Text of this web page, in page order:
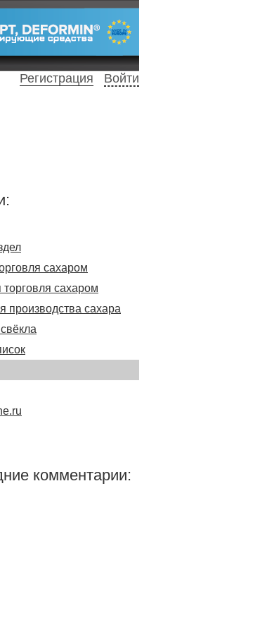
Войти
Регистрация
сахаром
торговля сахаром
производства сахара
комментарии: